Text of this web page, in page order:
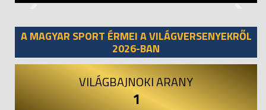
A MAGYAR SPORT ÉRMEI A VILÁGVERSENYEKRŐL
2026-BAN
VILÁGBAJNOKI ARANY
1